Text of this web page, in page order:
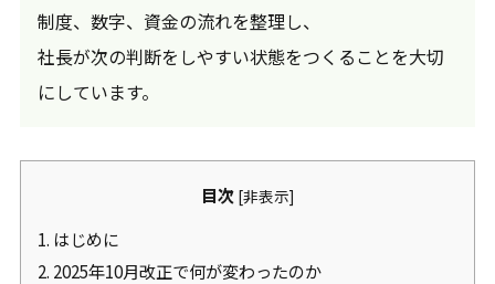
制度、数字、資金の流れを整理し、
社長が次の判断をしやすい状態をつくることを大切
にしています。
目次 [非表示]
1. はじめに
2. 2025年10月改正で何が変わったのか